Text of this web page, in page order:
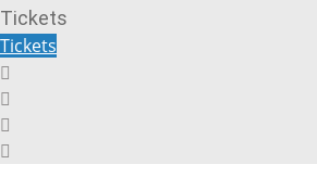
Tickets
Tickets